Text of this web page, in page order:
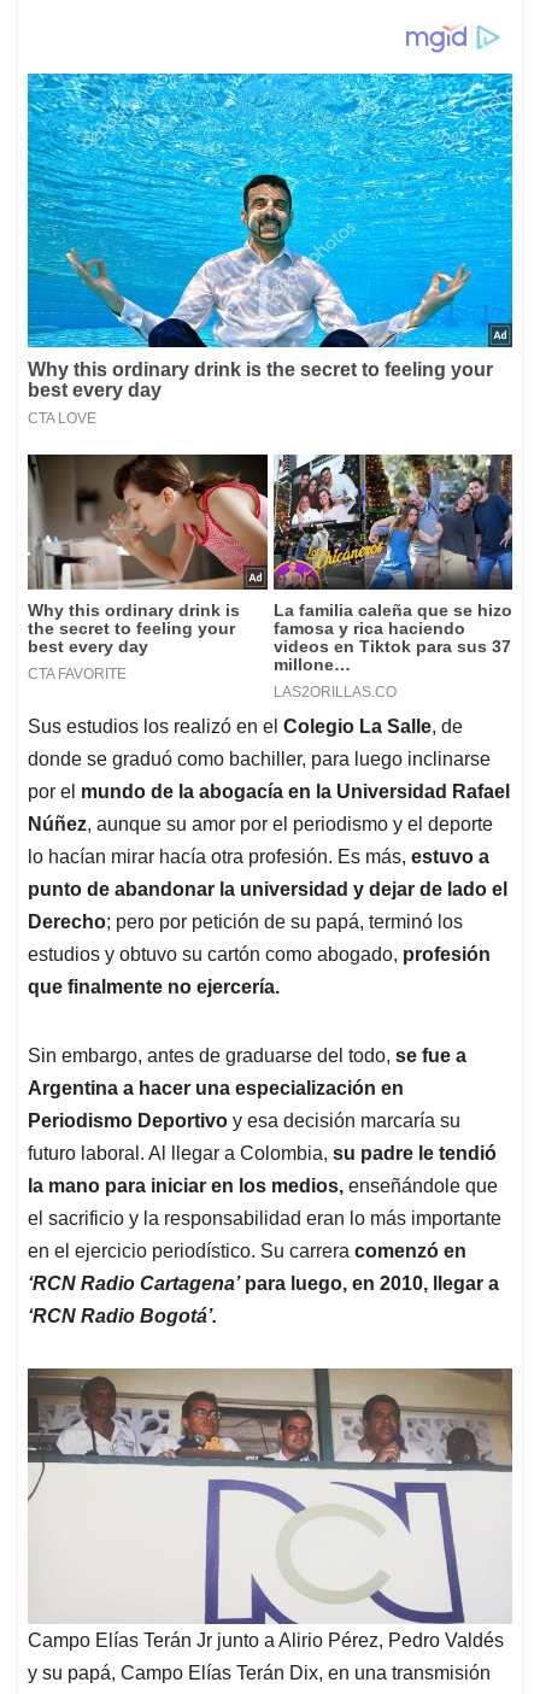
Sus estudios los realizó en el Colegio La Salle, de
donde se graduó como bachiller, para luego inclinarse
por el mundo de la abogacía en la Universidad Rafael
Núñez, aunque su amor por el periodismo y el deporte
lo hacían mirar hacía otra profesión. Es más, estuvo a
punto de abandonar la universidad y dejar de lado el
Derecho; pero por petición de su papá, terminó los
estudios y obtuvo su cartón como abogado, profesión
que finalmente no ejercería.
Sin embargo, antes de graduarse del todo, se fue a
Argentina a hacer una especialización en
Periodismo Deportivo y esa decisión marcaría su
futuro laboral. Al llegar a Colombia, su padre le tendió
la mano para iniciar en los medios, enseñándole que
el sacrificio y la responsabilidad eran lo más importante
en el ejercicio periodístico. Su carrera comenzó en
‘RCN Radio Cartagena’para luego, en 2010, llegar a
‘RCN Radio Bogotá’.
Campo Elías Terán Jr junto a Alirio Pérez, Pedro Valdés
y su papá, Campo Elías Terán Dix, en una transmisión